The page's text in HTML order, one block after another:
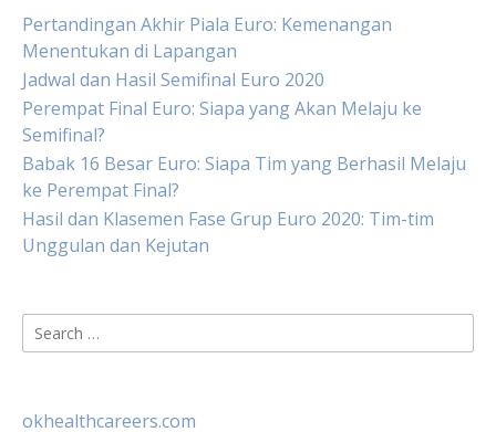
Pertandingan Akhir Piala Euro: Kemenangan
Menentukan di Lapangan
Jadwal dan Hasil Semifinal Euro 2020
Perempat Final Euro: Siapa yang Akan Melaju ke
Semifinal?
Babak 16 Besar Euro: Siapa Tim yang Berhasil Melaju
ke Perempat Final?
Hasil dan Klasemen Fase Grup Euro 2020: Tim-tim
Unggulan dan Kejutan
Search
for:
okhealthcareers.com